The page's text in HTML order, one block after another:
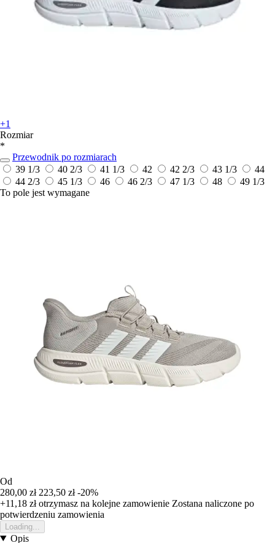
+1
Rozmiar
*
Przewodnik po rozmiarach
39 1/3
40 2/3 41 1/3 42 42 2/3 43 1/3
44
44 2/3
45 1/3 46 46 2/3 47 1/3 48
49 1/3
To pole jest wymagane
Od
280,00 zł 223,50 zł -20%
+11,18 złotrzymasz na kolejne zamowienie Zostana naliczone po
potwierdzeniu zamowienia
Loading...
Opis